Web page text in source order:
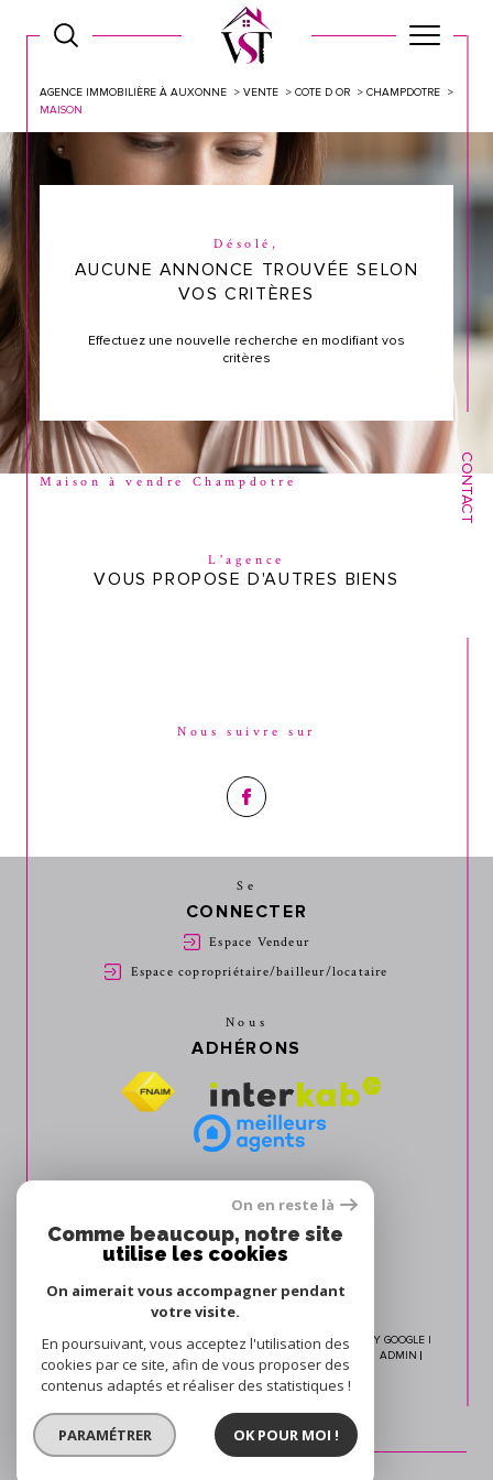
CONTACT
AGENCE IMMOBILIÈRE À AUXONNE VENTE COTE D OR
CHAMPDOTRE
MAISON
Désolé,
AUCUNE ANNONCE TROUVÉE SELON
VOS CRITÈRES
Effectuez une nouvelle recherche en modifiant vos
critères
Maison à vendre Champdotre
L'agence
VOUS PROPOSE D'AUTRES BIENS
Nous suivre sur
Se
CONNECTER
Espace Vendeur
Espace copropriétaire/bailleur/locataire
Nous
ADHÉRONS
© 2026 | TOUS DROITS RÉSERVÉS | TRADUCTION POWERED BY GOOGLE |
NOS HONORAIRES
PLAN DU SITE
ADMIN
NOS LIENS
POLITIQUE RGPD COOKIES
On en reste là
Comme beaucoup, notre site
utilise les cookies
On aimerait vous accompagner pendant
votre visite.
En poursuivant, vous acceptez l'utilisation des
cookies par ce site, afin de vous proposer des
contenus adaptés et réaliser des statistiques !
PARAMÉTRER OK POUR MOI !